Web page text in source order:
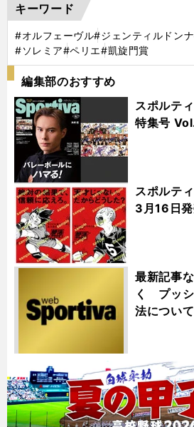
キーワード
#オルフェーヴル#ジェンティルドンナ
#ソレミア#ペリエ#凱旋門賞
編集部のおすすめ
スポルテ
特集号
スポルテ
3月16日
最新記事
く プッシ
法について